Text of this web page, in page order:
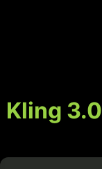
Kling 3.0